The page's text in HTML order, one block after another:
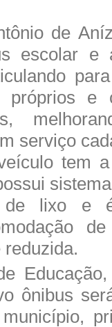
de
escolar e
próprios
serviço
tem
de lixo e
ônibus